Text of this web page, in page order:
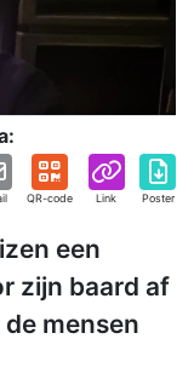
QR-code Link Poster
een
zijn baard af
mensen